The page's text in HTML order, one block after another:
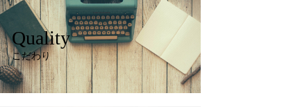
Quality
こだわり